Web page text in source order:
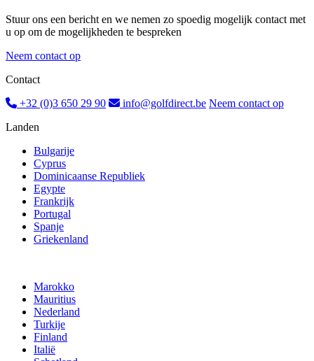
Stuur ons een bericht en we nemen zo spoedig mogelijk contact met
u op om de mogelijkheden te bespreken
Neem contact op
Contact
+32 (0)3 650 29 90
info@golfdirect.be Neem contact op
Landen
Bulgarije
Cyprus
Dominicaanse Republiek
Egypte
Frankrijk
Portugal
Spanje
Griekenland
Marokko
Mauritius
Nederland
Turkije
Finland
Italië